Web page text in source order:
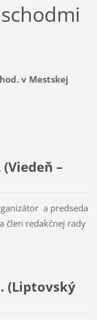
v Mestskej
–
a predseda
člen redakčnej rady
(Liptovský